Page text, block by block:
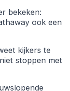
bekeken:
ook een
kijkers te
stoppen met